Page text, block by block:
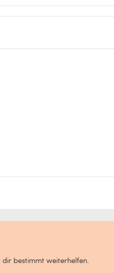
bestimmt weiterhelfen.